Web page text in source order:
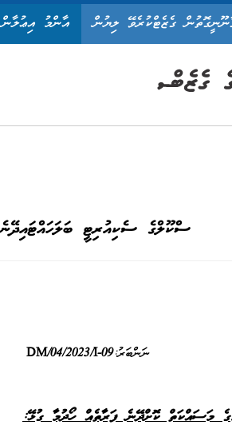
ގެޒެޓްކުރެވޭ ލިޔުން އާންމު އިޢުލާން
ސްކޫލްގެ ސެކިއުރިޓީ
DM/04/2023/I-09
މަސައްކަތް ކޮށްދޭނެ ފަރާތެއް ހޯދުމާ ގުޅޭ: